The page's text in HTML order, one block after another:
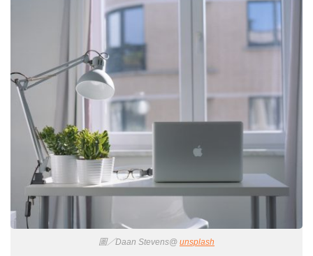
圖／Daan Stevens@ unsplash